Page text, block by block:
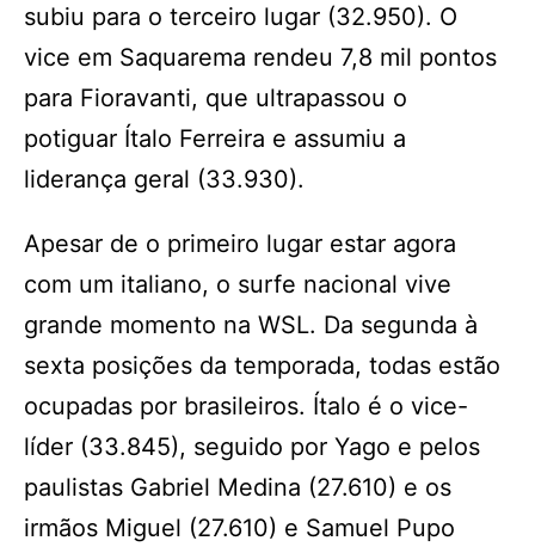
subiu para o terceiro lugar (32.950). O
vice em Saquarema rendeu 7,8 mil pontos
para Fioravanti, que ultrapassou o
potiguar Ítalo Ferreira e assumiu a
liderança geral (33.930).
Apesar de o primeiro lugar estar agora
com um italiano, o surfe nacional vive
grande momento na WSL. Da segunda à
sexta posições da temporada, todas estão
ocupadas por brasileiros. Ítalo é o vice-
líder (33.845), seguido por Yago e pelos
paulistas Gabriel Medina (27.610) e os
irmãos Miguel (27.610) e Samuel Pupo